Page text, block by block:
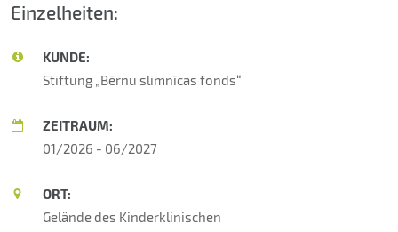
Einzelheiten:
KUNDE:
Stiftung „Bērnu slimnīcas fonds“
ZEITRAUM:
01/2026 - 06/2027
ORT:
Gelände des Kinderklinischen